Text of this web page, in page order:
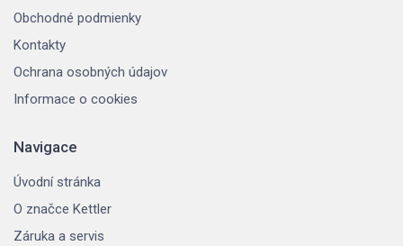
Obchodné podmienky
Kontakty
Ochrana osobných údajov
Informace o cookies
Navigace
Úvodní stránka
O značce Kettler
Záruka a servis